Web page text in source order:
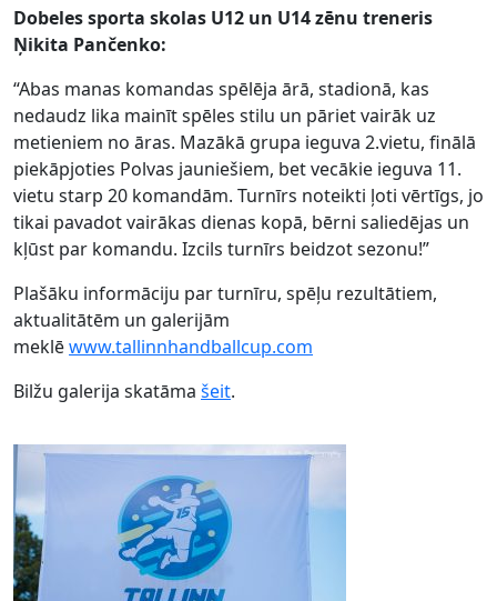
Dobeles sporta skolas U12 un U14 zēnu treneris
Ņikita Pančenko:
“Abas manas komandas spēlēja ārā, stadionā, kas
nedaudz lika mainīt spēles stilu un pāriet vairāk uz
metieniem no āras. Mazākā grupa ieguva 2.vietu, finālā
piekāpjoties Polvas jauniešiem, bet vecākie ieguva 11.
vietu starp 20 komandām. Turnīrs noteikti ļoti vērtīgs, jo
tikai pavadot vairākas dienas kopā, bērni saliedējas un
kļūst par komandu. Izcils turnīrs beidzot sezonu!”
Plašāku informāciju par turnīru, spēļu rezultātiem,
aktualitātēm un galerijām
meklēwww.tallinnhandballcup.com
Bilžu galerija skatāma šeit.